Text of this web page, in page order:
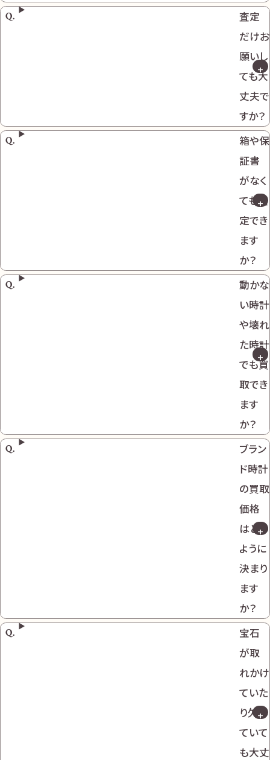
査定
だけお
願いし
ても大
丈夫で
すか？
箱や保
証書
がなく
ても査
定でき
ます
か？
動かな
い時計
や壊れ
た時計
でも買
取でき
ます
か？
ブラン
ド時計
の買取
価格
はどの
ように
決まり
ます
か？
宝石
が取
れかけ
ていた
り欠け
ていて
も大丈